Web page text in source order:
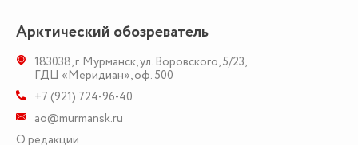
Арктический обозреватель
183038,г. Мурманск,ул. Воровского, 5/23,
ГДЦ «Меридиан», оф. 500
+7 (921) 724-96-40
ao@murmansk.ru
О редакции